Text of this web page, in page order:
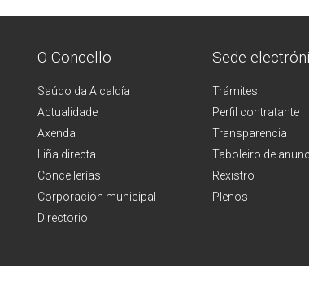
O Concello
Saúdo da Alcaldía
Actualidade
Axenda
Liña directa
Concellerías
Corporación municipal
Directorio
Sede
Trámites
Perfil contratante
Transparencia
Taboleiro de
Rexistro
Plenos